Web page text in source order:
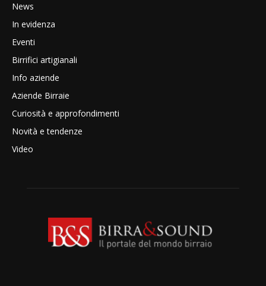
News
In evidenza
Eventi
Birrifici artigianali
Info aziende
Aziende Birraie
Curiosità e approfondimenti
Novità e tendenze
Video